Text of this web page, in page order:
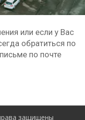
или если у Вас
обратиться по
по почте
защищены